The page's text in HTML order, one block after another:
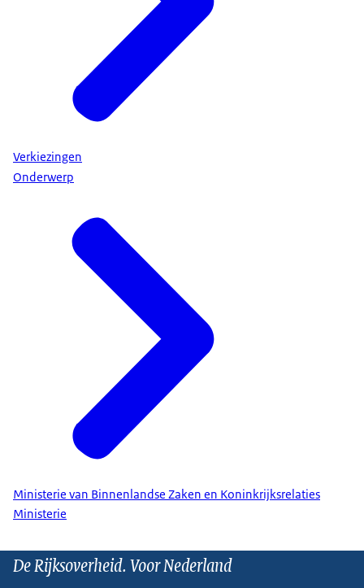
Verkiezingen
Onderwerp
Ministerie van Binnenlandse Zaken en Koninkrijksrelaties
Ministerie
De Rijksoverheid. Voor Nederland